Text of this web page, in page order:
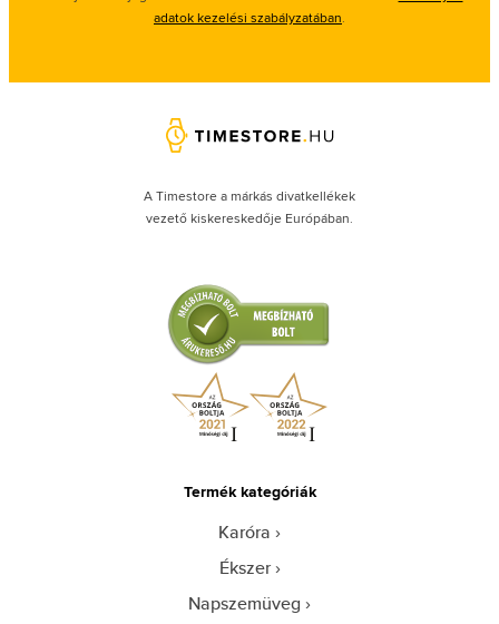
adatok kezelési szabályzatában.
A Timestore a márkás divatkellékek
vezető kiskereskedője Európában.
Termék kategóriák
Karóra
Ékszer
Napszemüveg